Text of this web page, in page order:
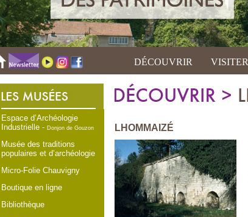
DÉCOUVRIR VISITER
Espace d’Archéologie
Industrielle -Donjon de Gouzon
Musée des traditions
populaires et d’archéologie
Micro-Folie Chauvigny
Boutique en ligne
Bibliothèque
LHOMMAIZÉ